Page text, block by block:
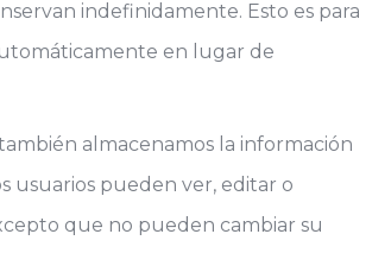
indefinidamente. Esto es para
en lugar de
almacenamos la información
usuarios pueden ver, editar o
que no pueden cambiar su